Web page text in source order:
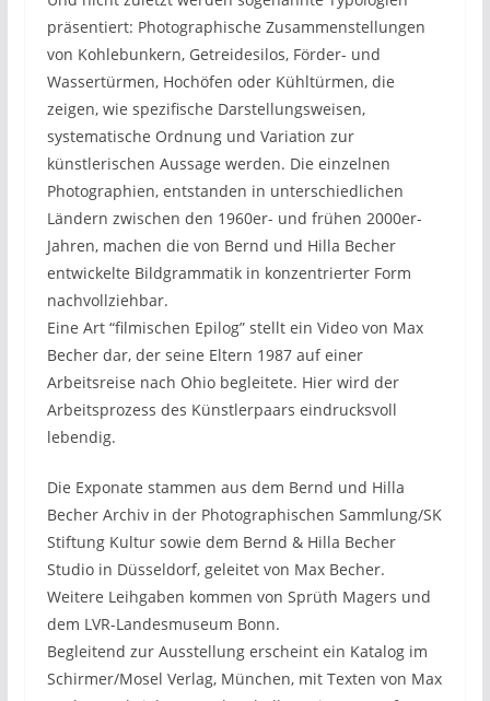
präsentiert: Photographische Zusammenstellungen
von Kohlebunkern, Getreidesilos, Förder- und
Wassertürmen, Hochöfen oder Kühltürmen, die
zeigen, wie spezifische Darstellungsweisen,
systematische Ordnung und Variation zur
künstlerischen Aussage werden. Die einzelnen
Photographien, entstanden in unterschiedlichen
Ländern zwischen den 1960er- und frühen 2000er-
Jahren, machen die von Bernd und Hilla Becher
entwickelte Bildgrammatik in konzentrierter Form
nachvollziehbar.
Eine Art “filmischen Epilog” stellt ein Video von Max
Becher dar, der seine Eltern 1987 auf einer
Arbeitsreise nach Ohio begleitete. Hier wird der
Arbeitsprozess des Künstlerpaars eindrucksvoll
lebendig.
Die Exponate stammen aus dem Bernd und Hilla
Becher Archiv in der Photographischen Sammlung/SK
Stiftung Kultur sowie dem Bernd & Hilla Becher
Studio in Düsseldorf, geleitet von Max Becher.
Weitere Leihgaben kommen von Sprüth Magers und
dem LVR-Landesmuseum Bonn.
Begleitend zur Ausstellung erscheint ein Katalog im
Schirmer/Mosel Verlag, München, mit Texten von Max